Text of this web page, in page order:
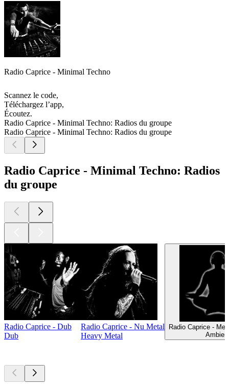
Radio Caprice - Minimal Techno
Scannez le code,
Téléchargez l’app,
Écoutez.
Radio Caprice - Minimal Techno: Radios du groupe
Radio Caprice - Minimal Techno: Radios du groupe
Radio Caprice - Minimal Techno: Radios
du groupe
Radio Caprice - Dub
Dub
Radio Caprice - Nu Metal
Heavy Metal
Radio Caprice -